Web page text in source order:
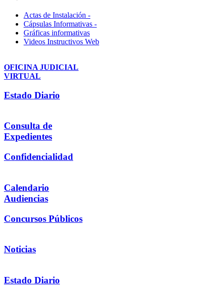
Actas de Instalación -
Cápsulas Informativas -
Gráficas informativas
Videos Instructivos Web
OFICINA JUDICIAL
VIRTUAL
Estado Diario
Consulta de
Expedientes
Confidencialidad
Calendario
Audiencias
Concursos Públicos
Noticias
Estado Diario